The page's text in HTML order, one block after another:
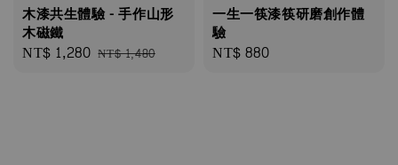
木漆共生體驗 - 手作山形
木磁鐵
Sale
NT$ 1,280 Regular
NT$ 1,480
一生一筷漆筷研磨創作體
驗
Regular
NT$ 880